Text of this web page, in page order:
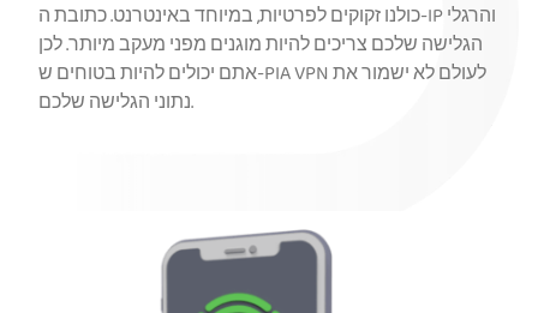
כולנו זקוקים לפרטיות, במיוחד באינטרנט. כתובת ה-IP והרגלי
הגלישה שלכם צריכים להיות מוגנים מפני מעקב מיותר. לכן
אתם יכולים להיות בטוחים ש-PIA VPN לעולם לא ישמור את
נתוני הגלישה שלכם.